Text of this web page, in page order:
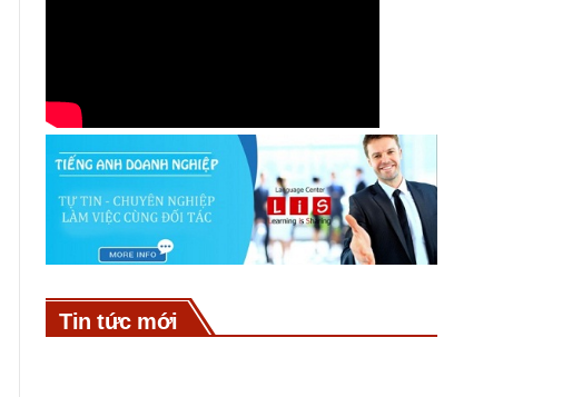
Tin tức mới